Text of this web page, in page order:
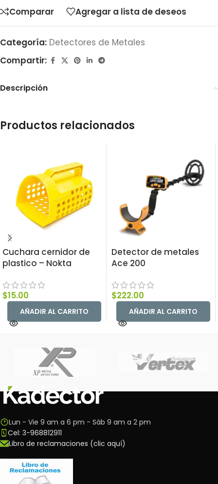
Comparar Agregar a lista de deseos
Categoría: Detectores de Metales
Compartir:
Descripción
Productos relacionados
Cuchara cernidor de
plastico – Nokta
$15.00
AÑADIR AL CARRITO
Detector de metales
Ace 200
$222.00
AÑADIR AL CARRITO
Lun - Vie 9 am a 6 pm - Sáb 9 am a 2 pm
Cel: 3-968812911
Libro de reclamaciones (clic aquí)